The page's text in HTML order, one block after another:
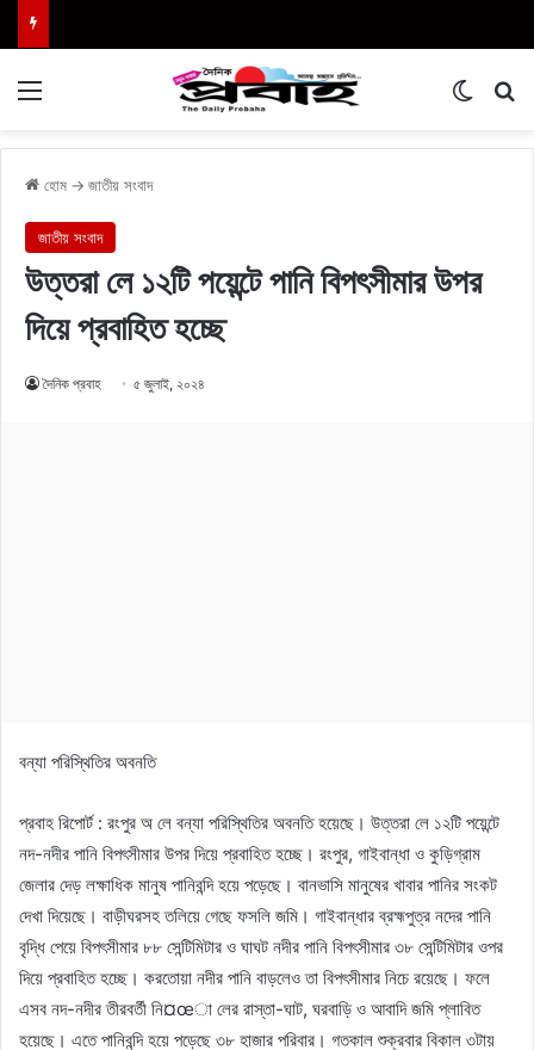
হোম → জাতীয় সংবাদ
জাতীয় সংবাদ
উত্তরা লে ১২টি পয়েন্টে পানি বিপৎসীমার উপর
দিয়ে প্রবাহিত হচ্ছে
দৈনিক প্রবাহ ৫ জুলাই, ২০২৪
বন্যা পরিস্থিতির অবনতি
প্রবাহ রিপোর্ট : রংপুর অ লে বন্যা পরিস্থিতির অবনতি হয়েছে। উত্তরা লে ১২টি পয়েন্টে
নদ-নদীর পানি বিপৎসীমার উপর দিয়ে প্রবাহিত হচ্ছে। রংপুর, গাইবান্ধা ও কুড়িগ্রাম
জেলার দেড় লক্ষাধিক মানুষ পানিবন্দি হয়ে পড়েছে। বানভাসি মানুষের খাবার পানির সংকট
দেখা দিয়েছে। বাড়ীঘরসহ তলিয়ে গেছে ফসলি জমি। গাইবান্ধার ব্রহ্মপুত্র নদের পানি
বৃদ্ধি পেয়ে বিপৎসীমার ৮৮ সেন্টিমিটার ও ঘাঘট নদীর পানি বিপৎসীমার ৩৮ সেন্টিমিটার ওপর
দিয়ে প্রবাহিত হচ্ছে। করতোয়া নদীর পানি বাড়লেও তা বিপৎসীমার নিচে রয়েছে। ফলে
এসব নদ-নদীর তীরবর্তী নি¤œা লের রাস্তা-ঘাট, ঘরবাড়ি ও আবাদি জমি প্লাবিত
হয়েছে। এতে পানিবন্দি হয়ে পড়েছে ৩৮ হাজার পরিবার। গতকাল শুক্রবার বিকাল ৩টায়